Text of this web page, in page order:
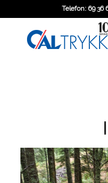
Telefon: 69 36